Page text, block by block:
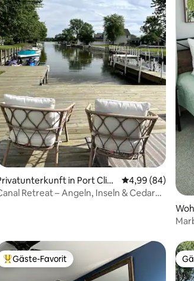
Bewertung: 4,92 von 5, 63 Bewertungen
in Port Clint
4,99 (84)
Retreat – Angeln, Inseln & Cedar
Beliebter Gäste-Favorit.
Gäste-Favorit